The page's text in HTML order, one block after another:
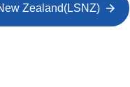
Zealand(LSNZ)